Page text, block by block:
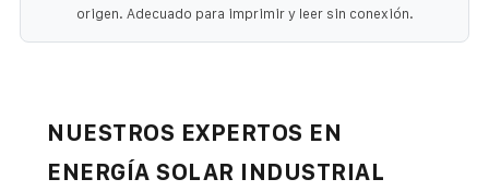
origen. Adecuado para imprimir y leer sin conexión.
NUESTROS EXPERTOS EN
ENERGÍA SOLAR INDUSTRIAL